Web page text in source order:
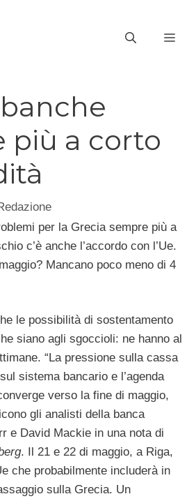
più a corto
per la Grecia sempre più a
c’è anche l’accordo con l’Ue.
Mancano poco meno di 4
le possibilità di sostentamento
siano agli sgoccioli: ne hanno al
“La pressione sulla cassa
sistema bancario e l’agenda
verso la fine di maggio,
gli analisti della banca
e David Mackie in una nota di
. Il 21 e 22 di maggio, a Riga,
che probabilmente includerà in
sulla Grecia. Un